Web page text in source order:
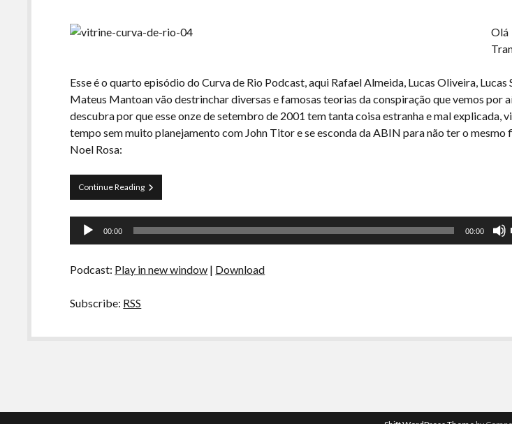
Olá
Esse é o quarto episódio do Curva de Rio Podcast, aqui Rafael Almeida, Lucas Oliveira, Lucas
Mateus Mantoan vão destrinchar diversas e famosas teorias da conspiração que vemos por
descubra por que esse onze de setembro de 2001 tem tanta coisa estranha e mal explicada,
tempo sem muito planejamento com John Titor e se esconda da ABIN para não ter o mesmo
Noel Rosa:
Continue ReadingCurva
de
–
Conspiração
Tocador
00:00 00:00
Podcast: Play in new window | Download
Subscribe: RSS